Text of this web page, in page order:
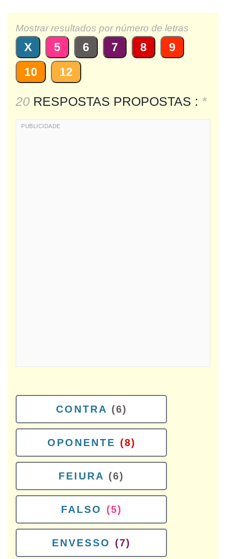
Mostrar resultados por número de letras
X 5 6 7 8
9
10
12
20 RESPOSTAS PROPOSTAS : *
CONTRA (6)
OPONENTE (8)
FEIURA (6)
FALSO (5)
ENVESSO (7)